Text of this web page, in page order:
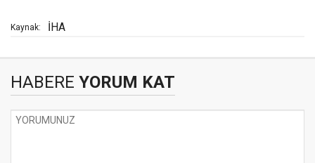
Kaynak: İHA
HABERE YORUM KAT